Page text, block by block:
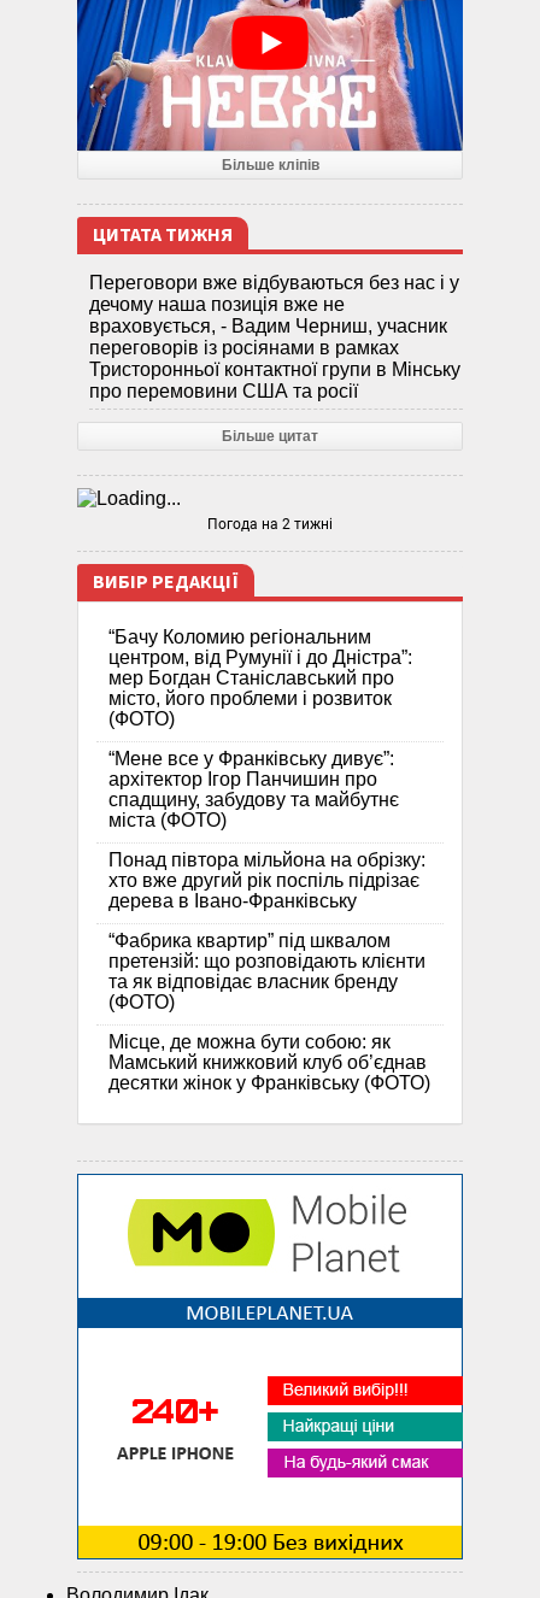
Більше кліпів
ЦИТАТА ТИЖНЯ
Переговори вже відбуваються без нас і у
дечому наша позиція вже не
враховується, - Вадим Черниш, учасник
переговорів із росіянами в рамках
Тристоронньої контактної групи в Мінську
про перемовини США та росії
Більше цитат
Погода на 2 тижні
ВИБІР РЕДАКЦІЇ
“Бачу Коломию регіональним
центром, від Румунії і до Дністра”:
мер Богдан Станіславський про
місто, його проблеми і розвиток
(ФОТО)
“Мене все у Франківську дивує”:
архітектор Ігор Панчишин про
спадщину, забудову та майбутнє
міста (ФОТО)
Понад півтора мільйона на обрізку:
хто вже другий рік поспіль підрізає
дерева в Івано-Франківську
“Фабрика квартир” під шквалом
претензій: що розповідають клієнти
та як відповідає власник бренду
(ФОТО)
Місце, де можна бути собою: як
Мамський книжковий клуб об’єднав
десятки жінок у Франківську (ФОТО)